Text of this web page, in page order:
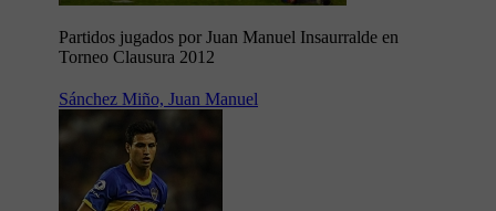
Partidos jugados por Juan Manuel Insaurralde en
Torneo Clausura 2012
Sánchez Miño, Juan Manuel